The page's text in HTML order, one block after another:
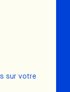
sur votre